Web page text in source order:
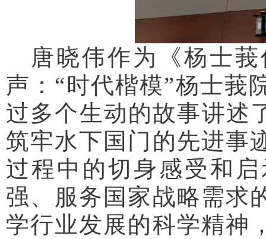
唐晓伟作为《杨士
声：“时代楷模”杨士莪
过多个生动的故事讲述
筑牢水下国门的先进事
过程中的切身感受和
强、服务国家战略需求
学行业发展的科学精神